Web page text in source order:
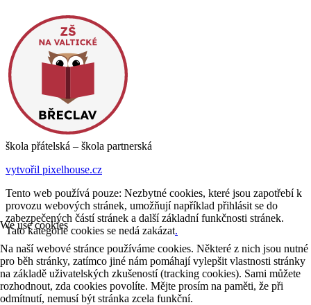
škola přátelská – škola partnerská
vytvořil pixelhouse.cz
Tento web používá pouze: Nezbytné cookies, které jsou zapotřebí k
provozu webových stránek, umožňují například přihlásit se do
zabezpečených částí stránek a další základní funkčnosti stránek.
Tato kategorie cookies se nedá zakázat.
We use cookies
Na naší webové stránce používáme cookies. Některé z nich jsou nutné
pro běh stránky, zatímco jiné nám pomáhají vylepšit vlastnosti stránky
na základě uživatelských zkušeností (tracking cookies). Sami můžete
rozhodnout, zda cookies povolíte. Mějte prosím na paměti, že při
odmítnutí, nemusí být stránka zcela funkční.